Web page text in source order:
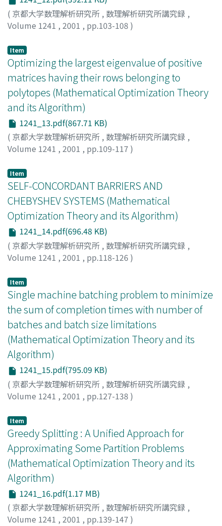
( 京都大学数理解析研究所 , 数理解析研究所講究録 ,
Volume 1241 , 2001 , pp.103-108 )
Yamaki, Naokazu
Item
Optimizing the largest eigenvalue of positive
matrices having their rows belonging to
polytopes (Mathematical Optimization Theory
and its Algorithm)
1241_13.pdf(867.71 KB)
( 京都大学数理解析研究所 , 数理解析研究所講究録 ,
Volume 1241 , 2001 , pp.109-117 )
充高
Item
SELF-CONCORDANT BARRIERS AND
CHEBYSHEV SYSTEMS (Mathematical
Optimization Theory and its Algorithm)
1241_14.pdf(696.48 KB)
( 京都大学数理解析研究所 , 数理解析研究所講究録 ,
Volume 1241 , 2001 , pp.118-126 )
Item
Single machine batching problem to minimize
the sum of completion times with number of
batches and batch size limitations
(Mathematical Optimization Theory and its
Algorithm)
1241_15.pdf(795.09 KB)
( 京都大学数理解析研究所 , 数理解析研究所講究録 ,
Volume 1241 , 2001 , pp.127-138 )
Mohri, Shintaro
Item
Greedy Splitting : A Unified Approach for
Approximating Some Partition Problems
(Mathematical Optimization Theory and its
Algorithm)
1241_16.pdf(1.17 MB)
( 京都大学数理解析研究所 , 数理解析研究所講究録 ,
Volume 1241 , 2001 , pp.139-147 )